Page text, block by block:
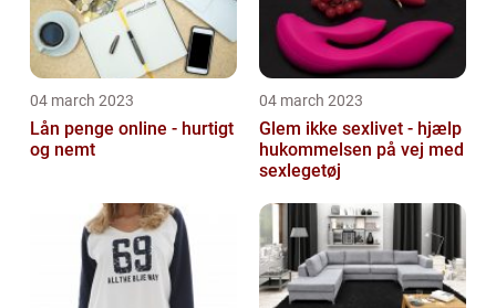
04 march 2023
Lån penge online - hurtigt
og nemt
04 march 2023
Glem ikke sexlivet - hjælp
hukommelsen på vej med
sexlegetøj